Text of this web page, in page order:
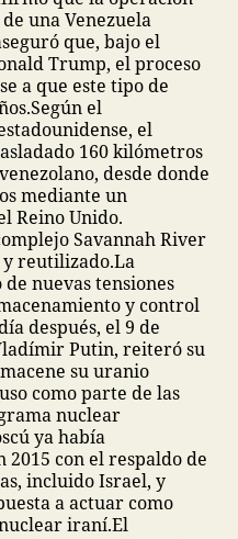
una Venezuela
que, bajo el
Trump, el proceso
a que este tipo de
Según el
el
160 kilómetros
desde donde
mediante un
Reino Unido.
Savannah River
y reutilizado.La
nuevas tensiones
y control
después, el 9 de
Putin, reiteró su
su uranio
como parte de las
nuclear
ya había
con el respaldo de
incluido Israel, y
a actuar como
iraní.El